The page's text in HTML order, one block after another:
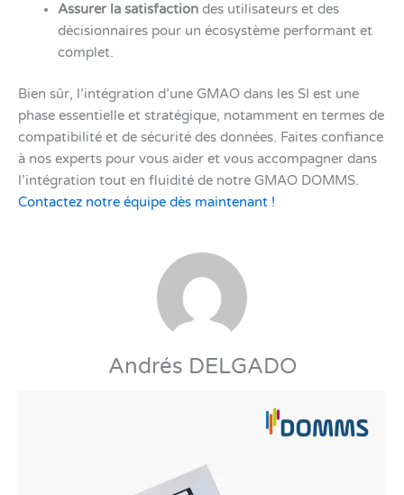
Assurer la satisfactiondes utilisateurs et des
décisionnaires pour un écosystème performant et
complet.
Bien sûr, l’intégration d’une GMAO dans les SI est une
phase essentielle et stratégique, notamment en termes de
compatibilité et de sécurité des données. Faites confiance
à nos experts pour vous aider et vous accompagner dans
l’intégration tout en fluidité de notre GMAO DOMMS.
Contactez notre équipe dès maintenant !
Andrés DELGADO